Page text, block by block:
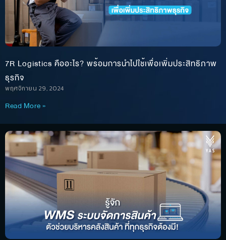
7R Logistics คืออะไร? พร้อมการนำไปใช้เพื่อเพิ่มประสิทธิภาพ
ธุรกิจ
พฤศจิกายน 29, 2024
Read More »